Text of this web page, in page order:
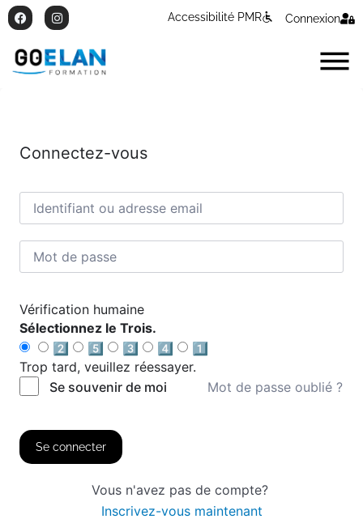
Accessibilité PMR Connexion
Connectez-vous
Vérification humaine
Sélectionnez le Trois.
2️⃣
5️⃣ 3️⃣ 4️⃣
1️⃣
Trop tard, veuillez réessayer.
Se souvenir de moi
Mot de passe oublié ?
Se connecter
Vous n'avez pas de compte?
Inscrivez-vous maintenant